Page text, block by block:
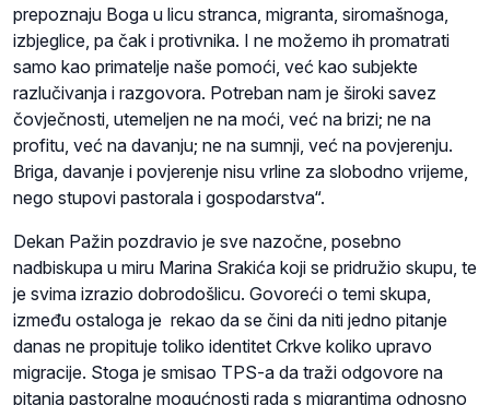
prepoznaju Boga u licu stranca, migranta, siromašnoga,
izbjeglice, pa čak i protivnika. I ne možemo ih promatrati
samo kao primatelje naše pomoći, već kao subjekte
razlučivanja i razgovora. Potreban nam je široki savez
čovječnosti, utemeljen ne na moći, već na brizi; ne na
profitu, već na davanju; ne na sumnji, već na povjerenju.
Briga, davanje i povjerenje nisu vrline za slobodno vrijeme,
nego stupovi pastorala i gospodarstva“.
Dekan Pažin pozdravio je sve nazočne, posebno
nadbiskupa u miru Marina Srakića koji se pridružio skupu, te
je svima izrazio dobrodošlicu. Govoreći o temi skupa,
između ostaloga je rekao da se čini da niti jedno pitanje
danas ne propituje toliko identitet Crkve koliko upravo
migracije. Stoga je smisao TPS-a da traži odgovore na
pitanja pastoralne mogućnosti rada s migrantima odnosno